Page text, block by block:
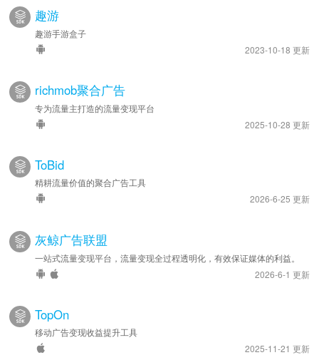
趣游
趣游手游盒子
2023-10-18 更新
richmob聚合广告
专为流量主打造的流量变现平台
2025-10-28 更新
ToBid
精耕流量价值的聚合广告工具
2026-6-25 更新
灰鲸广告联盟
一站式流量变现平台，流量变现全过程透明化，有效保证媒体的利益。
2026-6-1 更新
TopOn
移动广告变现收益提升工具
2025-11-21 更新